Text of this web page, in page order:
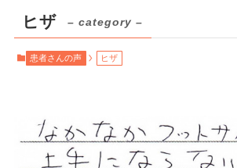
ヒザ – category –
患者さんの声 ヒザ